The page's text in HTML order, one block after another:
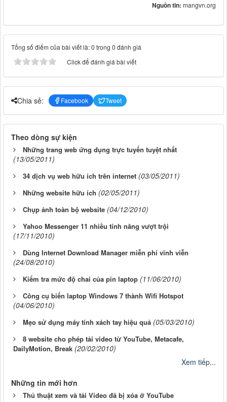
Nguồn tin: mangvn.org
Tổng số điểm của bài viết là: 0 trong 0 đánh giá
Click để đánh giá bài viết
Chia sẻ: Facebook Tweet
Theo dòng sự kiện
Những trang web ứng dụng trực tuyến tuyệt nhất
(13/05/2011)
34 dịch vụ web hữu ích trên internet (03/05/2011)
Những website hữu ích (02/05/2011)
Chụp ảnh toàn bộ website (04/12/2010)
Yahoo Messenger 11 nhiều tính năng vượt trội
(17/11/2010)
Dùng Internet Download Manager miễn phí vĩnh viễn
(24/08/2010)
Kiểm tra mức độ chai của pin laptop (11/06/2010)
Công cụ biến laptop Windows 7 thành Wifi Hotspot
(04/06/2010)
Mẹo sử dụng máy tính xách tay hiệu quả (05/03/2010)
8 website cho phép tải video từ YouTube, Metacafe,
DailyMotion, Break (20/02/2010)
Xem tiếp...
Những tin mới hơn
Thủ thuật xem và tải Video đã bị xóa ở YouTube